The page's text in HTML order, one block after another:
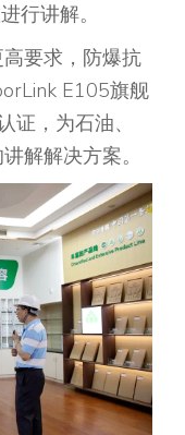
行讲解。
要求，防爆抗
E105旗舰
证，为石油、
解解决方案。